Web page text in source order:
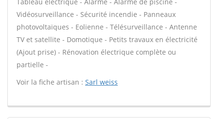
Vidéosurveillance - Sécurité incendie - Panneaux
photovoltaïques - Eolienne - Télésurveillance - Antenne
TV et satellite - Domotique - Petits travaux en électricité
(Ajout prise) - Rénovation électrique complète ou
partielle -
Voir la fiche artisan : Sarl weiss